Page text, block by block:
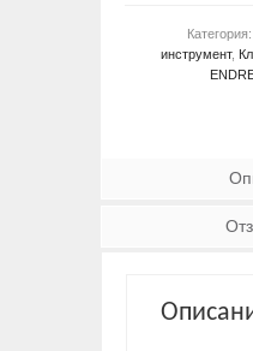
Категория:
инструмент,